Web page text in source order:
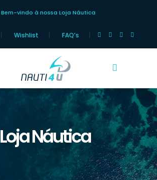
Bem-vindo à nossa Loja Náutica
Wishlist FAQ’s
Loja Náutica